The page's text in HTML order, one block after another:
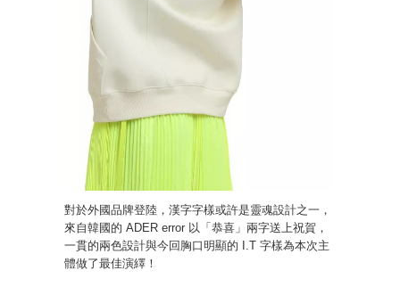
對於外國品牌登陸，漢字字樣或許是靈魂設計之一，
來自韓國的 ADER error 以「恭喜」兩字送上祝賀，
一貫的兩色設計與今回胸口明顯的 I.T 字樣為本次主
體做了最佳演繹！